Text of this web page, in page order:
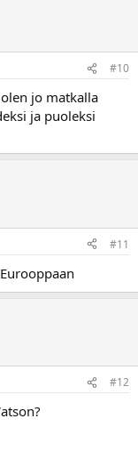
#10
jo matkalla
ja puoleksi
#11
#12